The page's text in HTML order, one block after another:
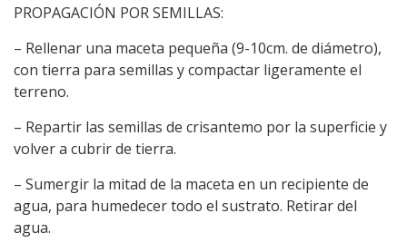
PROPAGACIÓN POR SEMILLAS:
– Rellenar una maceta pequeña (9-10cm. de diámetro),
con tierra para semillas y compactar ligeramente el
terreno.
– Repartir las semillas de crisantemo por la superficie y
volver a cubrir de tierra.
– Sumergir la mitad de la maceta en un recipiente de
agua, para humedecer todo el sustrato. Retirar del
agua.